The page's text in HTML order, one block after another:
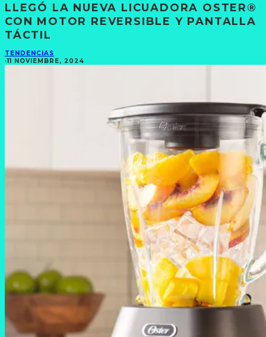
LLEGÓ LA NUEVA LICUADORA OSTER®
CON MOTOR REVERSIBLE Y PANTALLA
TÁCTIL
TENDENCIAS
·11 NOVIEMBRE, 2024